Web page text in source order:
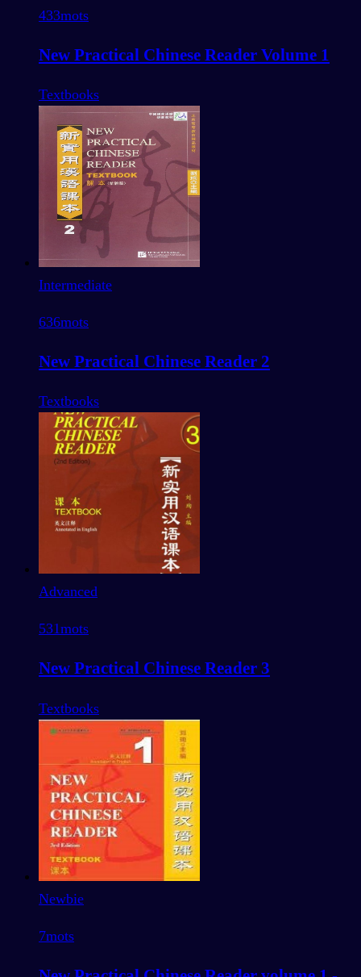
433mots
New Practical Chinese Reader Volume 1
Textbooks
Intermediate
636mots
New Practical Chinese Reader 2
Textbooks
Advanced
531mots
New Practical Chinese Reader 3
Textbooks
Newbie
7mots